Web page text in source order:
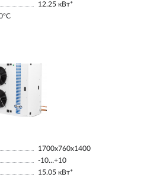
12.25 кВт*
1700х760х1400
-10…+10
15.05 кВт*